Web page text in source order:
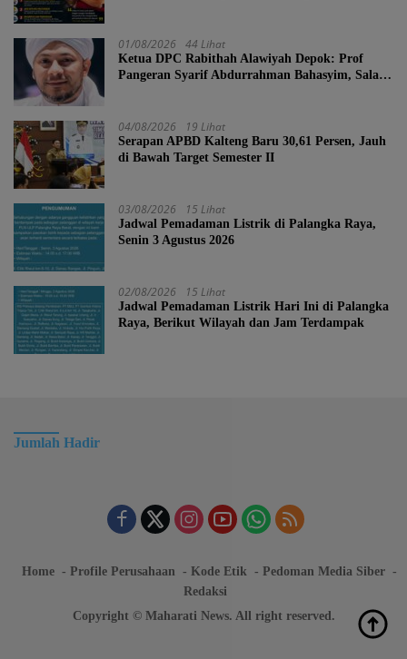
01/08/2026 44 Lihat
Ketua DPC Rabithah Alawiyah Depok: Prof
Pangeran Syarif Abdurrahman Bahasyim, Salah
04/08/2026 19 Lihat
Serapan APBD Kalteng Baru 30,61 Persen, Jauh
di Bawah Target Semester II
03/08/2026 15 Lihat
Jadwal Pemadaman Listrik di Palangka Raya,
Senin 3 Agustus 2026
02/08/2026 15 Lihat
Jadwal Pemadaman Listrik Hari Ini di Palangka
Raya, Berikut Wilayah dan Jam Terdampak
Jumlah Hadir
Home Profile Perusahaan Kode Etik
Pedoman Media Siber
Redaksi
Copyright © Maharati News. All right reserved.